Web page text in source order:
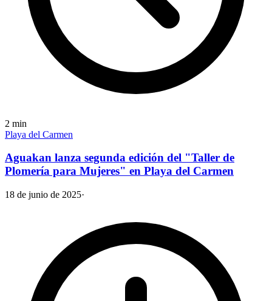
2 min
Playa del Carmen
Aguakan lanza segunda edición del "Taller de
Plomería para Mujeres" en Playa del Carmen
18 de junio de 2025·